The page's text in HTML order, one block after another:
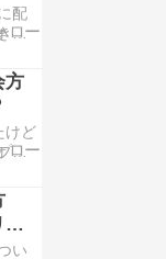
ス
配
た
ば
検
ら
ま
ニア
方
けど
ラ
除
ペ
て
ニ
解
い